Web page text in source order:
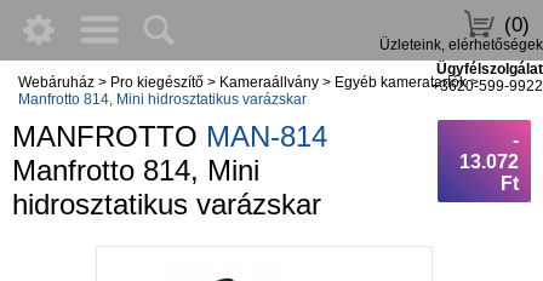
(0)
Üzleteink, elérhetőségek
Ügyfélszolgálat
+3620-599-9922
Webáruház > Pro kiegészítő > Kameraállvány > Egyéb kameratartók>
Manfrotto 814, Mini hidrosztatikus varázskar
MANFROTTO MAN-814
Manfrotto 814, Mini
hidrosztatikus varázskar
-
13.072
Ft